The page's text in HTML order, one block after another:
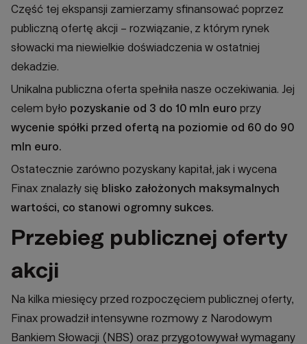
Część tej ekspansji zamierzamy sfinansować poprzez
publiczną ofertę akcji – rozwiązanie, z którym rynek
słowacki ma niewielkie doświadczenia w ostatniej
dekadzie.
Unikalna publiczna oferta spełniła nasze oczekiwania. Jej
celem było pozyskanie od 3 do 10 mln euro przy
wycenie spółki przed ofertą na poziomie od 60 do 90
mln euro.
Ostatecznie zarówno pozyskany kapitał, jak i wycena
Finax znalazły się blisko założonych maksymalnych
wartości, co stanowi ogromny sukces.
Przebieg publicznej oferty
akcji
Na kilka miesięcy przed rozpoczęciem publicznej oferty,
Finax prowadził intensywne rozmowy z Narodowym
Bankiem Słowacji (NBS) oraz przygotowywał wymagany